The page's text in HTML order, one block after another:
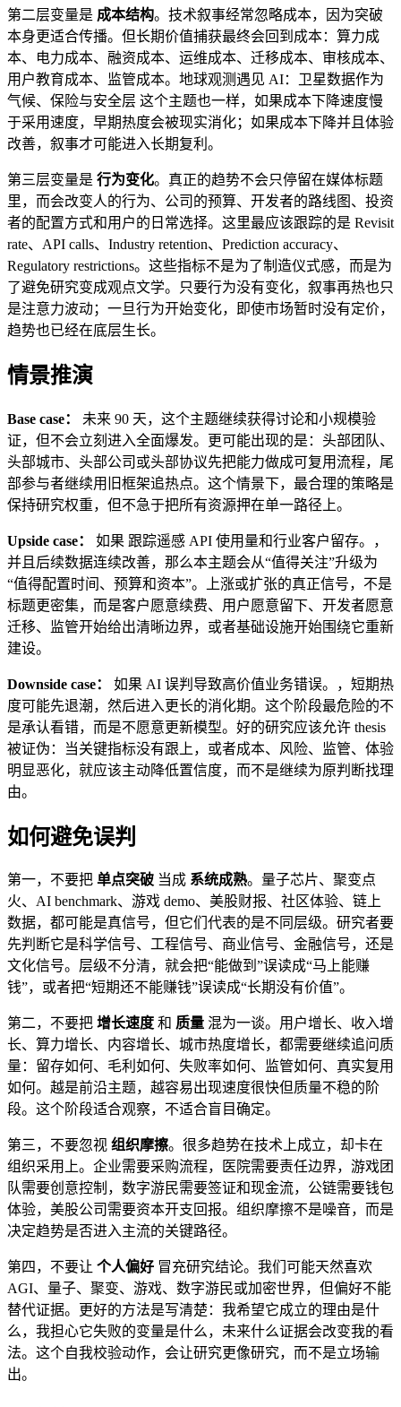
第二层变量是 成本结构。技术叙事经常忽略成本，因为突破
本身更适合传播。但长期价值捕获最终会回到成本：算力成
本、电力成本、融资成本、运维成本、迁移成本、审核成本、
用户教育成本、监管成本。地球观测遇见 AI：卫星数据作为
气候、保险与安全层 这个主题也一样，如果成本下降速度慢
于采用速度，早期热度会被现实消化；如果成本下降并且体验
改善，叙事才可能进入长期复利。
第三层变量是 行为变化。真正的趋势不会只停留在媒体标题
里，而会改变人的行为、公司的预算、开发者的路线图、投资
者的配置方式和用户的日常选择。这里最应该跟踪的是 Revisit
rate、API calls、Industry retention、Prediction accuracy、
Regulatory restrictions。这些指标不是为了制造仪式感，而是为
了避免研究变成观点文学。只要行为没有变化，叙事再热也只
是注意力波动；一旦行为开始变化，即使市场暂时没有定价，
趋势也已经在底层生长。
情景推演
Base case：
未来 90 天，这个主题继续获得讨论和小规模验
证，但不会立刻进入全面爆发。更可能出现的是：头部团队、
头部城市、头部公司或头部协议先把能力做成可复用流程，尾
部参与者继续用旧框架追热点。这个情景下，最合理的策略是
保持研究权重，但不急于把所有资源押在单一路径上。
Upside case：
如果 跟踪遥感 API 使用量和行业客户留存。，
并且后续数据连续改善，那么本主题会从“值得关注”升级为
“值得配置时间、预算和资本”。上涨或扩张的真正信号，不是
标题更密集，而是客户愿意续费、用户愿意留下、开发者愿意
迁移、监管开始给出清晰边界，或者基础设施开始围绕它重新
建设。
Downside case：
如果 AI 误判导致高价值业务错误。，短期热
度可能先退潮，然后进入更长的消化期。这个阶段最危险的不
是承认看错，而是不愿意更新模型。好的研究应该允许 thesis
被证伪：当关键指标没有跟上，或者成本、风险、监管、体验
明显恶化，就应该主动降低置信度，而不是继续为原判断找理
由。
如何避免误判
第一，不要把 单点突破 当成 系统成熟。量子芯片、聚变点
火、AI benchmark、游戏 demo、美股财报、社区体验、链上
数据，都可能是真信号，但它们代表的是不同层级。研究者要
先判断它是科学信号、工程信号、商业信号、金融信号，还是
文化信号。层级不分清，就会把“能做到”误读成“马上能赚
钱”，或者把“短期还不能赚钱”误读成“长期没有价值”。
第二，不要把 增长速度 和 质量 混为一谈。用户增长、收入增
长、算力增长、内容增长、城市热度增长，都需要继续追问质
量：留存如何、毛利如何、失败率如何、监管如何、真实复用
如何。越是前沿主题，越容易出现速度很快但质量不稳的阶
段。这个阶段适合观察，不适合盲目确定。
第三，不要忽视 组织摩擦。很多趋势在技术上成立，却卡在
组织采用上。企业需要采购流程，医院需要责任边界，游戏团
队需要创意控制，数字游民需要签证和现金流，公链需要钱包
体验，美股公司需要资本开支回报。组织摩擦不是噪音，而是
决定趋势是否进入主流的关键路径。
第四，不要让 个人偏好 冒充研究结论。我们可能天然喜欢
AGI、量子、聚变、游戏、数字游民或加密世界，但偏好不能
替代证据。更好的方法是写清楚：我希望它成立的理由是什
么，我担心它失败的变量是什么，未来什么证据会改变我的看
法。这个自我校验动作，会让研究更像研究，而不是立场输
出。